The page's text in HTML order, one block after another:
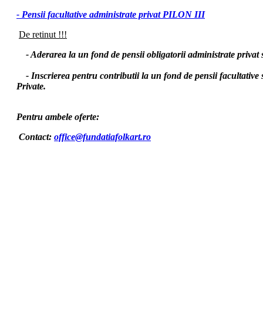
- Pensii facultative administrate privat PILON III
De retinut !!!
- Aderarea la un fond de pensii obligatorii administrate privat
- Inscrierea pentru contributii la un fond de pensii facultative
Private.
Pentru ambele oferte:
Contact: office@fundatiafolkart.ro